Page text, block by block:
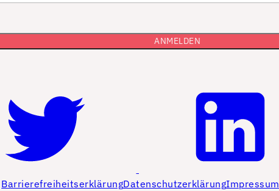
BarrierefreiheitserklärungDatenschutzerklärungImpressum